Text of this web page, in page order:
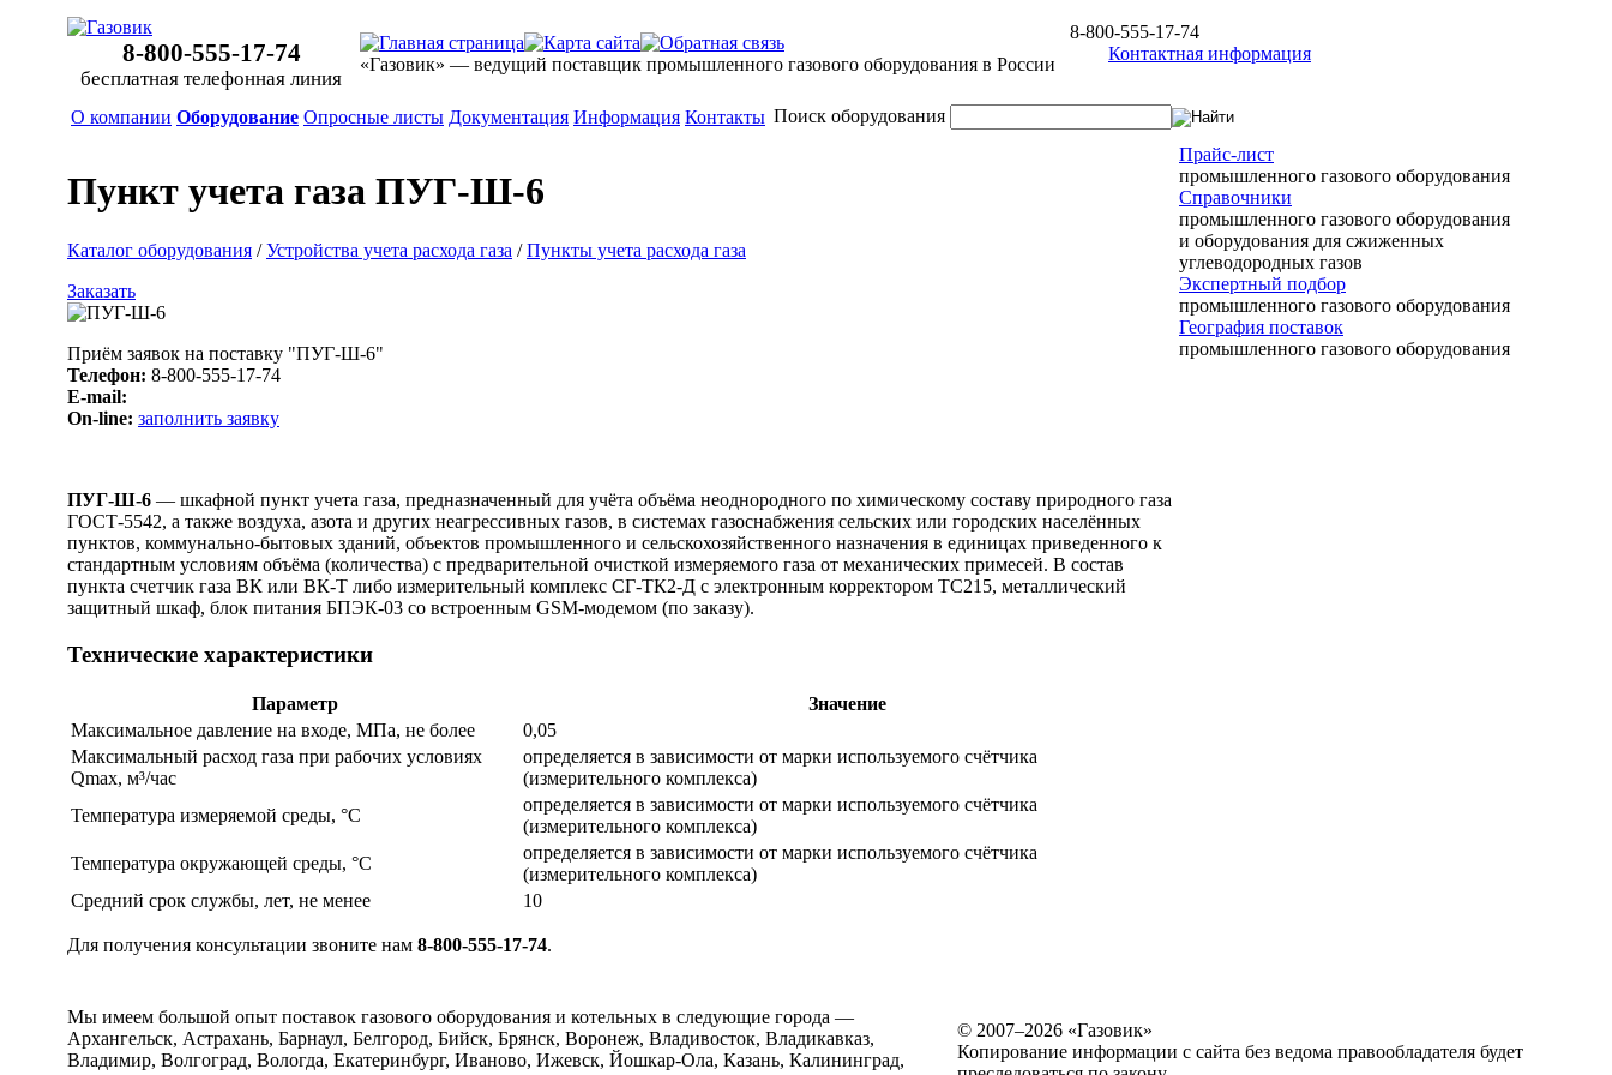
8-800-555-17-74
бесплатная телефонная линия
«Газовик» — ведущий поставщик промышленного газового оборудования в России
8-800-555-17-74
Контактная информация
О компании Оборудование Опросные листы Документация Информация Контакты Поиск оборудования
Пункт учета газа ПУГ-Ш-6
Каталог оборудования /Устройства учета расхода газа /Пункты учета расхода газа
Заказать
Приём заявок на поставку "ПУГ-Ш-6"
Телефон: 8-800-555-17-74
E-mail:
On-line: заполнить заявку
ПУГ-Ш-6 — шкафной пункт учета газа, предназначенный для учёта объёма неоднородного по химическому составу природного газа
ГОСТ-5542, а также воздуха, азота и других неагрессивных газов, в системах газоснабжения сельских или городских населённых
пунктов, коммунально-бытовых зданий, объектов промышленного и сельскохозяйственного назначения в единицах приведенного к
стандартным условиям объёма (количества) с предварительной очисткой измеряемого газа от механических примесей. В состав
пункта счетчик газа ВК или ВК-Т либо измерительный комплекс СГ-ТК2-Д с электронным корректором ТС215, металлический
защитный шкаф, блок питания БПЭК-03 со встроенным GSM-модемом (по заказу).
Технические характеристики
Параметр
Значение
Максимальное давление на входе, МПа, не более
0,05
Максимальный расход газа при рабочих условиях
Qmax, м³/час
определяется в зависимости от марки используемого счётчика
(измерительного комплекса)
Температура измеряемой среды, °С
определяется в зависимости от марки используемого счётчика
(измерительного комплекса)
Температура окружающей среды, °С
определяется в зависимости от марки используемого счётчика
(измерительного комплекса)
Средний срок службы, лет, не менее
10
Для получения консультации звоните нам 8-800-555-17-74.
Прайс-лист
промышленного газового оборудования
Справочники
промышленного газового оборудования
и оборудования для сжиженных
углеводородных газов
Экспертный подбор
промышленного газового оборудования
География поставок
промышленного газового оборудования
Мы имеем большой опыт поставок газового оборудования и котельных в следующие города —
Архангельск, Астрахань, Барнаул, Белгород, Бийск, Брянск, Воронеж, Владивосток, Владикавказ,
Владимир, Волгоград, Вологда, Екатеринбург, Иваново, Ижевск, Йошкар-Ола, Казань, Калининград,
© 2007–2026 «Газовик»
Копирование информации с сайта без ведома правообладателя будет